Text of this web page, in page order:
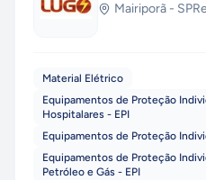
Mairiporã - SP
Material Elétrico
Equipamentos de Proteção
Hospitalares - EPI
Equipamentos de Proteção
Equipamentos de Proteção
Petróleo e Gás - EPI